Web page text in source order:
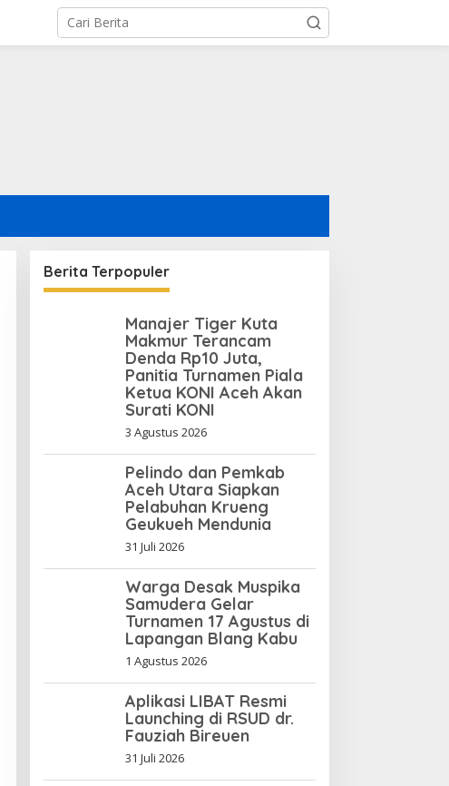
Berita Terpopuler
Manajer Tiger Kuta
Makmur Terancam
Denda Rp10 Juta,
Panitia Turnamen Piala
Ketua KONI Aceh Akan
Surati KONI
3 Agustus 2026
Pelindo dan Pemkab
Aceh Utara Siapkan
Pelabuhan Krueng
Geukueh Mendunia
31 Juli 2026
Warga Desak Muspika
Samudera Gelar
Turnamen 17 Agustus di
Lapangan Blang Kabu
1 Agustus 2026
Aplikasi LIBAT Resmi
Launching di RSUD dr.
Fauziah Bireuen
31 Juli 2026